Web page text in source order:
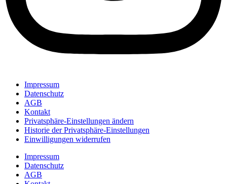
Impressum
Datenschutz
AGB
Kontakt
Privatsphäre-Einstellungen ändern
Historie der Privatsphäre-Einstellungen
Einwilligungen widerrufen
Impressum
Datenschutz
AGB